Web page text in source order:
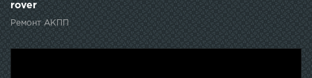
rover
Ремонт АКПП